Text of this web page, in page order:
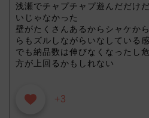
浅瀬でチャプチャプ遊んだだけ
いじゃなかった
壁がたくさんあるからシャケか
らもズルしながらいなしている
でも納品数は伸びなくなったし
方が上回るかもしれない
+3